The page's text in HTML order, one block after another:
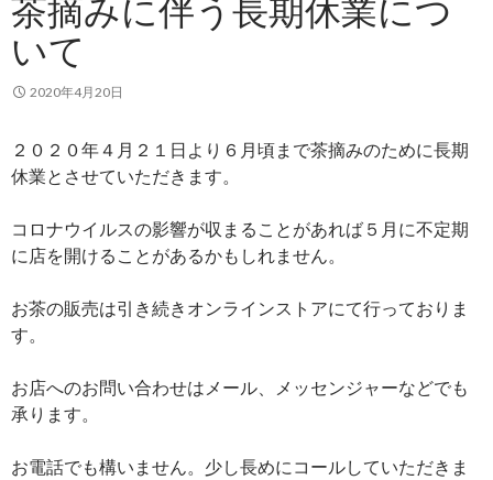
茶摘みに伴う長期休業につ
いて
2020年4月20日
２０２０年４月２１日より６月頃まで茶摘みのために長期
休業とさせていただきます。
コロナウイルスの影響が収まることがあれば５月に不定期
に店を開けることがあるかもしれません。
お茶の販売は引き続きオンラインストアにて行っておりま
す。
お店へのお問い合わせはメール、メッセンジャーなどでも
承ります。
お電話でも構いません。少し長めにコールしていただきま